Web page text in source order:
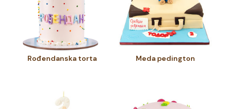
Rođendanska torta Meda pedington